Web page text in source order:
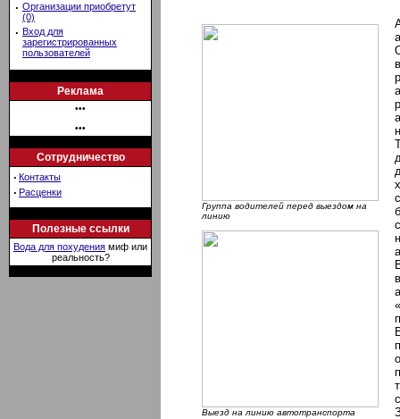
· Организации приобретут
(0)
· Вход для
зарегистрированных
пользователей
Реклама
•••
•••
Сотрудничество
· Контакты
· Расценки
Полезные ссылки
Вода для похудения миф или
реальность?
Группа водителей перед выездом на
линию
Выезд на линию автотранспорта